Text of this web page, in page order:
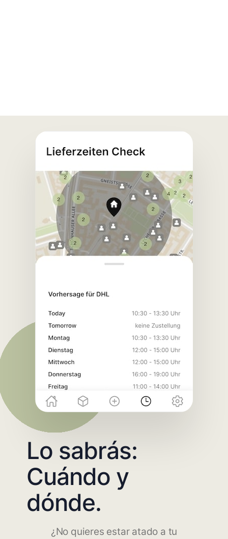
Lo sabrás:
Cuándo y
dónde.
¿No quieres estar atado a tu